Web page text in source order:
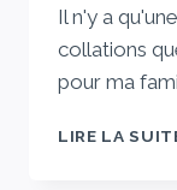
Il n'y a
collations
pour ma
LIRE LA